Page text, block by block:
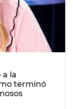
a la
terminó